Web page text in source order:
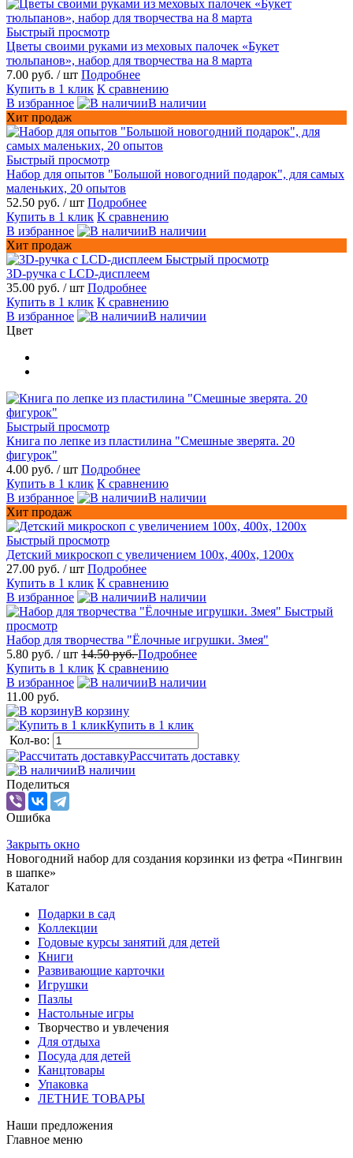
Быстрый просмотр
Цветы своими руками из меховых палочек «Букет
тюльпанов», набор для творчества на 8 марта
7.00 руб. / шт Подробнее
Купить в 1 клик К сравнению
В избранное
В наличии
Хит продаж
Быстрый просмотр
Набор для опытов "Большой новогодний подарок", для самых
маленьких, 20 опытов
52.50 руб. / шт Подробнее
Купить в 1 клик К сравнению
В избранное
В наличии
Хит продаж
Быстрый просмотр
3D-ручка с LCD-дисплеем
35.00 руб. / шт Подробнее
Купить в 1 клик К сравнению
В избранное
В наличии
Цвет
Быстрый просмотр
Книга по лепке из пластилина "Смешные зверята. 20
фигурок"
4.00 руб. / шт Подробнее
Купить в 1 клик К сравнению
В избранное
В наличии
Хит продаж
Быстрый просмотр
Детский микроскоп с увеличением 100х, 400х, 1200х
27.00 руб. / шт Подробнее
Купить в 1 клик К сравнению
В избранное
В наличии
Быстрый
просмотр
Набор для творчества "Ёлочные игрушки. Змея"
5.80 руб. / шт 14.50 руб.Подробнее
Купить в 1 клик К сравнению
В избранное
В наличии
11.00 руб.
В корзину
Купить в 1 клик
Кол-во:
Рассчитать доставку
В наличии
Поделиться
Ошибка
Закрыть окно
Новогодний набор для создания корзинки из фетра «Пингвин
в шапке»
Каталог
Подарки в сад
Коллекции
Годовые курсы занятий для детей
Книги
Развивающие карточки
Игрушки
Пазлы
Настольные игры
Творчество и увлечения
Для отдыха
Посуда для детей
Канцтовары
Упаковка
ЛЕТНИЕ ТОВАРЫ
Наши предложения
Главное меню